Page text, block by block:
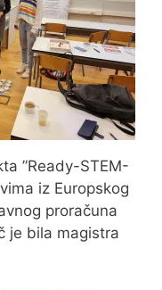
”Ready-STEM-
iz Europskog
proračuna
je bila magistra